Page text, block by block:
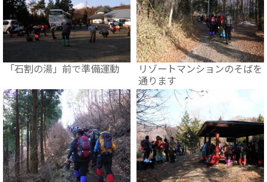
「石割の湯」前で準備運動
リゾートマンションのそばを
通ります